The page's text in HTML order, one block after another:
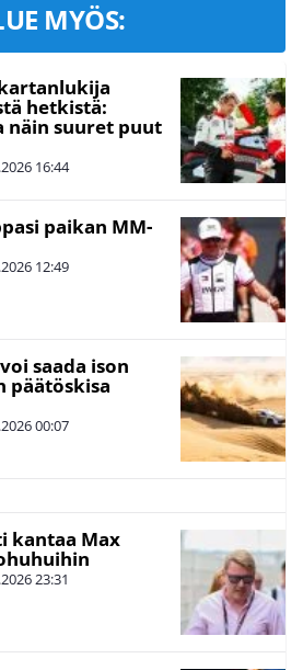
MYÖS:
hetkistä:
näin suuret puut
16:44
paikan MM-
12:49
saada ison
päätöskisa
00:07
kantaa Max
23:31